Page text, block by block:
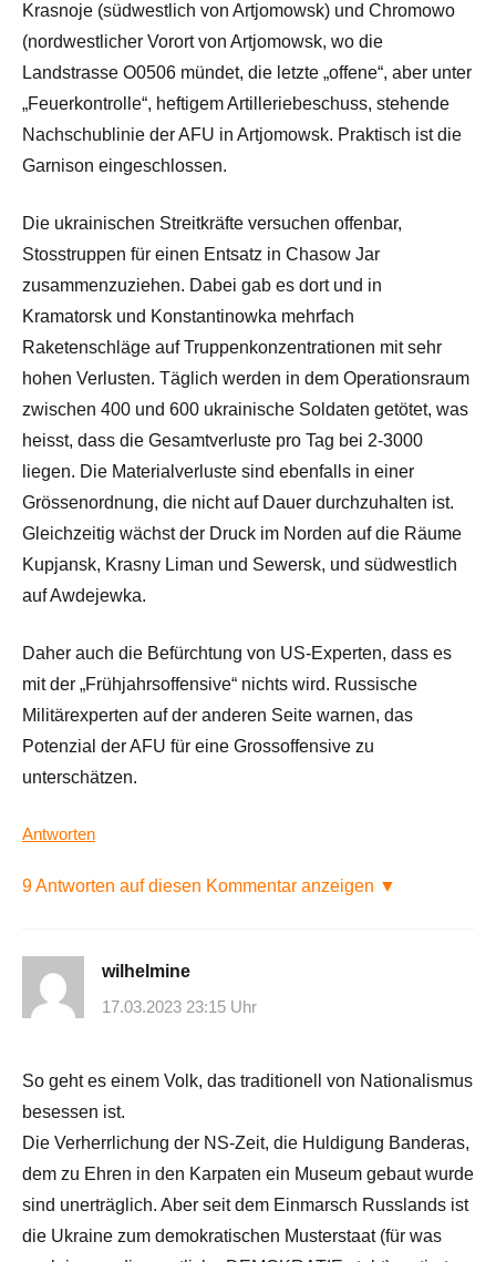
Krasnoje (südwestlich von Artjomowsk) und Chromowo
(nordwestlicher Vorort von Artjomowsk, wo die
Landstrasse O0506 mündet, die letzte „offene“, aber unter
„Feuerkontrolle“, heftigem Artilleriebeschuss, stehende
Nachschublinie der AFU in Artjomowsk. Praktisch ist die
Garnison eingeschlossen.
Die ukrainischen Streitkräfte versuchen offenbar,
Stosstruppen für einen Entsatz in Chasow Jar
zusammenzuziehen. Dabei gab es dort und in
Kramatorsk und Konstantinowka mehrfach
Raketenschläge auf Truppenkonzentrationen mit sehr
hohen Verlusten. Täglich werden in dem Operationsraum
zwischen 400 und 600 ukrainische Soldaten getötet, was
heisst, dass die Gesamtverluste pro Tag bei 2-3000
liegen. Die Materialverluste sind ebenfalls in einer
Grössenordnung, die nicht auf Dauer durchzuhalten ist.
Gleichzeitig wächst der Druck im Norden auf die Räume
Kupjansk, Krasny Liman und Sewersk, und südwestlich
auf Awdejewka.
Daher auch die Befürchtung von US-Experten, dass es
mit der „Frühjahrsoffensive“ nichts wird. Russische
Militärexperten auf der anderen Seite warnen, das
Potenzial der AFU für eine Grossoffensive zu
unterschätzen.
Antworten
9 Antworten auf diesen Kommentar anzeigen ▼
wilhelmine
17.03.2023 23:15 Uhr
So geht es einem Volk, das traditionell von Nationalismus
besessen ist.
Die Verherrlichung der NS-Zeit, die Huldigung Banderas,
dem zu Ehren in den Karpaten ein Museum gebaut wurde
sind unerträglich. Aber seit dem Einmarsch Russlands ist
die Ukraine zum demokratischen Musterstaat (für was